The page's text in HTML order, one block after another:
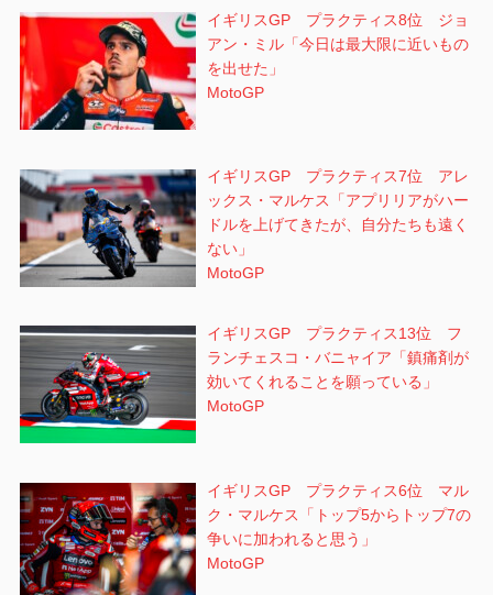
イギリスGP プラクティス8位 ジョ
アン・ミル「今日は最大限に近いもの
を出せた」
MotoGP
イギリスGP プラクティス7位 アレ
ックス・マルケス「アプリリアがハー
ドルを上げてきたが、自分たちも遠く
ない」
MotoGP
イギリスGP プラクティス13位 フ
ランチェスコ・バニャイア「鎮痛剤が
効いてくれることを願っている」
MotoGP
イギリスGP プラクティス6位 マル
ク・マルケス「トップ5からトップ7の
争いに加われると思う」
MotoGP